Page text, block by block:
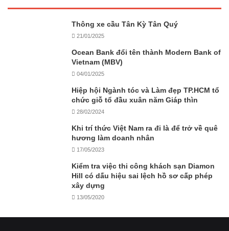
Thông xe cầu Tân Kỳ Tân Quý
21/01/2025
Ocean Bank đổi tên thành Modern Bank of
Vietnam (MBV)
04/01/2025
Hiệp hội Ngành tóc và Làm đẹp TP.HCM tổ
chức giỗ tổ đầu xuân năm Giáp thìn
28/02/2024
Khi trí thức Việt Nam ra đi là để trở về quê
hương làm doanh nhân
17/05/2023
Kiểm tra việc thi công khách sạn Diamon
Hill có dấu hiệu sai lệch hồ sơ cấp phép
xây dựng
13/05/2020